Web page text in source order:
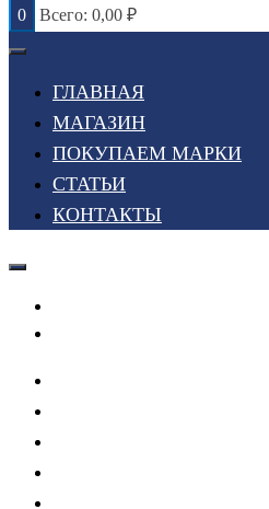
0
Всего: 0,00 ₽
ГЛАВНАЯ
МАГАЗИН
ПОКУПАЕМ МАРКИ
СТАТЬИ
КОНТАКТЫ